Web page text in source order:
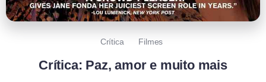
Crítica Filmes
Crítica: Paz, amor e muito mais